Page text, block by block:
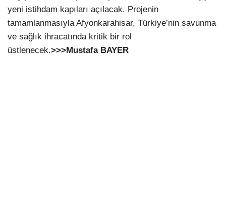
yeni istihdam kapıları açılacak. Projenin
tamamlanmasıyla Afyonkarahisar, Türkiye’nin savunma
ve sağlık ihracatında kritik bir rol
üstlenecek.>>>Mustafa BAYER